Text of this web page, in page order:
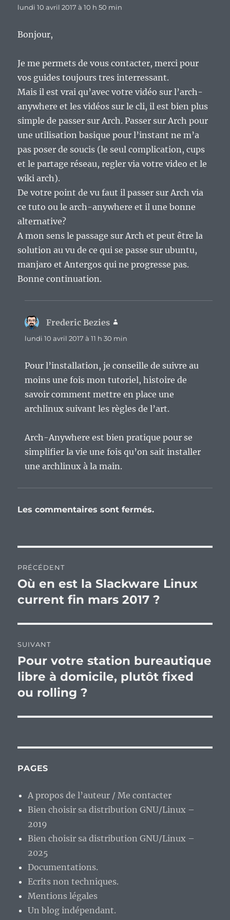
lundi 10 avril 2017 à 10 h 50 min
Bonjour,
Je me permets de vous contacter, merci pour
vos guides toujours tres interressant.
Mais il est vrai qu’avec votre vidéo sur l’arch-
anywhere et les vidéos sur le cli, il est bien plus
simple de passer sur Arch. Passer sur Arch pour
une utilisation basique pour l’instant ne m’a
pas poser de soucis (le seul complication, cups
et le partage réseau, regler via votre video et le
wiki arch).
De votre point de vu faut il passer sur Arch via
ce tuto ou le arch-anywhere et il une bonne
alternative?
A mon sens le passage sur Arch et peut être la
solution au vu de ce qui se passe sur ubuntu,
manjaro et Antergos qui ne progresse pas.
Bonne continuation.
Frederic Bezies
lundi 10 avril 2017 à 11 h 30 min
Pour l’installation, je conseille de suivre au
moins une fois mon tutoriel, histoire de
savoir comment mettre en place une
archlinux suivant les règles de l’art.
Arch-Anywhere est bien pratique pour se
simplifier la vie une fois qu’on sait installer
une archlinux à la main.
Les commentaires sont fermés.
de
l’article
PRÉCÉDENT
Publication
précédente :
Où en est la Slackware Linux
current fin mars 2017 ?
SUIVANT
Publication
suivante :
Pour votre station bureautique
libre à domicile, plutôt fixed
ou rolling ?
PAGES
A propos de l’auteur / Me contacter
Bien choisir sa distribution GNU/Linux –
2019
Bien choisir sa distribution GNU/Linux –
2025
Documentations.
Ecrits non techniques.
Mentions légales
Un blog indépendant.